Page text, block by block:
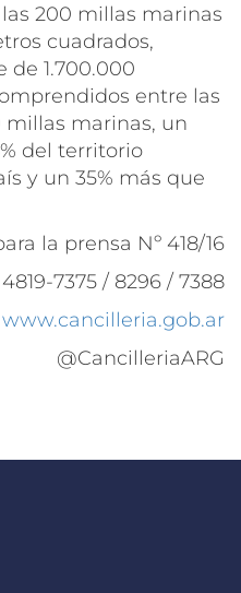
200 millas marinas
cuadrados,
de 1.700.000
entre las
millas marinas, un
del territorio
y un 35% más que
la prensa Nº 418/16
7375 / 8296 / 7388
www.cancilleria.gob.ar
@CancilleriaARG